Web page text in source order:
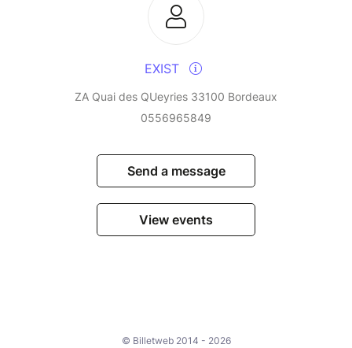
EXIST
ZA Quai des QUeyries 33100 Bordeaux
0556965849
Send a message
View events
© Billetweb 2014 - 2026